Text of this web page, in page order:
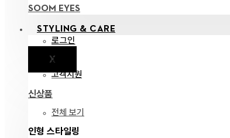
SOOM EYES
STYLING & CARE
로그인
X공지
고객지원
신상품
전체 보기
인형 스타일링